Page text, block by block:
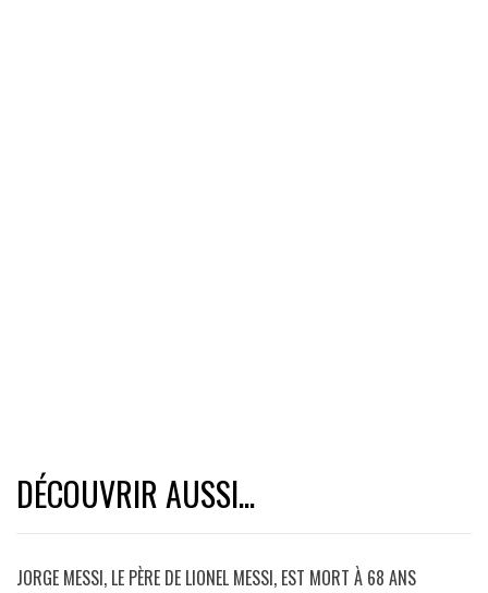
DÉCOUVRIR AUSSI...
JORGE MESSI, LE PÈRE DE LIONEL MESSI, EST MORT À 68 ANS